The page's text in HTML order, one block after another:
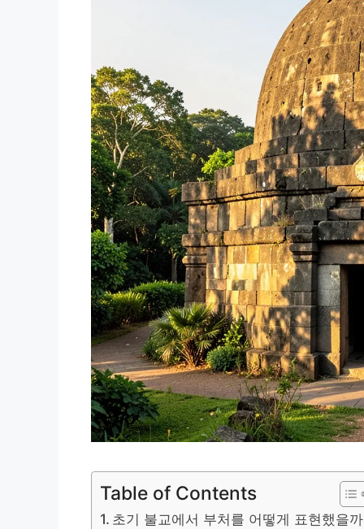
Table of Contents
초기 불교에서 부처를 어떻게 표현했을까